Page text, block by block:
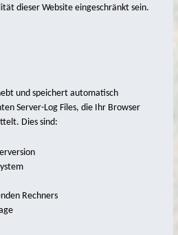
dieser Website eingeschränkt sein.
und speichert automatisch
Server-Log Files, die Ihr Browser
Dies sind:
Rechners